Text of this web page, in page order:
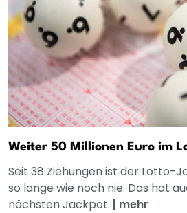
Weiter 50 Millionen Euro im
Seit 38 Ziehungen ist der Lotto-
so lange wie noch nie. Das hat
nächsten Jackpot. | mehr